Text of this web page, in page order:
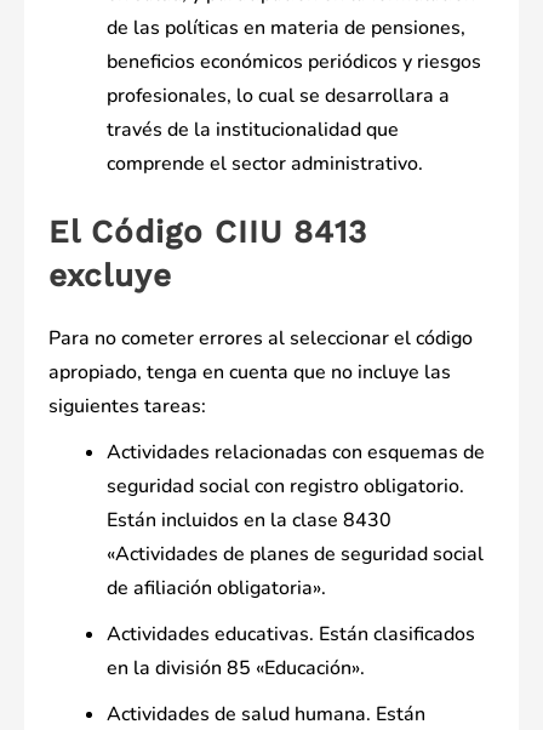
de las políticas en materia de pensiones,
beneficios económicos periódicos y riesgos
profesionales, lo cual se desarrollara a
través de la institucionalidad que
comprende el sector administrativo.
El Código CIIU 8413
excluye
Para no cometer errores al seleccionar el código
apropiado, tenga en cuenta que no incluye las
siguientes tareas:
Actividades relacionadas con esquemas de
seguridad social con registro obligatorio.
Están incluidos en la clase 8430
«Actividades de planes de seguridad social
de afiliación obligatoria».
Actividades educativas. Están clasificados
en la división 85 «Educación».
Actividades de salud humana. Están